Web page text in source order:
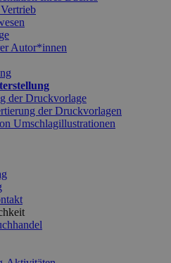
Autor*innen
der Druckvorlage
der Druckvorlagen
Umschlagillustrationen